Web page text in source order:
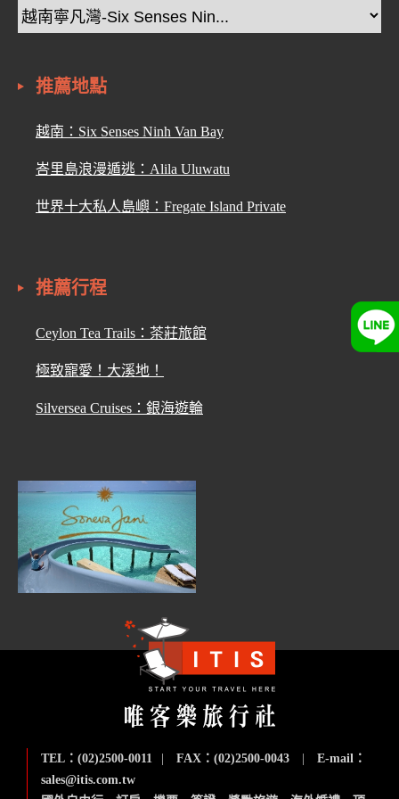
推薦地點
越南：Six Senses Ninh Van Bay
峇里島浪漫遁逃：Alila Uluwatu
世界十大私人島嶼：Fregate Island Private
推薦行程
Ceylon Tea Trails：茶莊旅館
極致寵愛！大溪地！
Silversea Cruises：銀海遊輪
TEL：(02)2500-0011 FAX：(02)2500-0043
E-mail：
sales@itis.com.tw